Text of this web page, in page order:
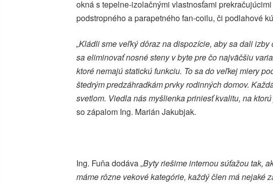
okná s tepelne-izolačnými vlastnosťami
podstropného a parapetného fan-coilu, či podlahové
„Kládli sme veľký dôraz na dispozície, aby sa dali
sa eliminovať nosné steny v byte pre čo najväčšiu
ktoré nemajú statickú funkciu. To sa do veľkej miery
štedrým predzáhradkám prvky rodinných domov.
svetlom. Viedla nás myšlienka priniesť kvalitu, na
so zápalom Ing. Marián Jakubjak.
Ing. Fuňa dodáva„Byty riešime internou súťažou tak,
máme rôznevekové kategórie, každý člen má nejaké